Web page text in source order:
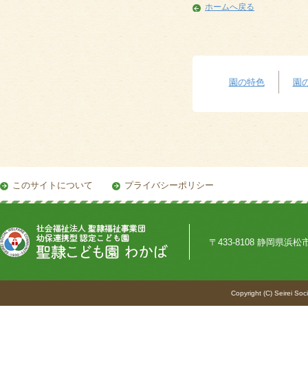
ホームへ戻る
園の特色 園
このサイトについて プライバシーポリシー
〒433-8108 静岡県浜松
Copyright (C) Seirei